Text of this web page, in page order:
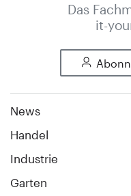
Das
it-
News
Handel
Industrie
Garten